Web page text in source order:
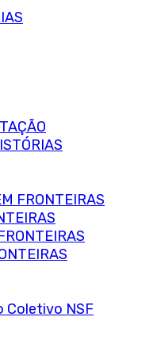
FRONTEIRAS
Coletivo NSF